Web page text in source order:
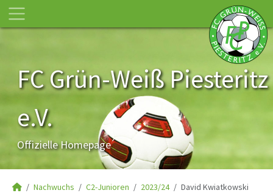
FC Grün-Weiß Piesteritz
e.V.
Offizielle Homepage
Nachwuchs C2-Junioren 2023/24 David Kwiatkowski